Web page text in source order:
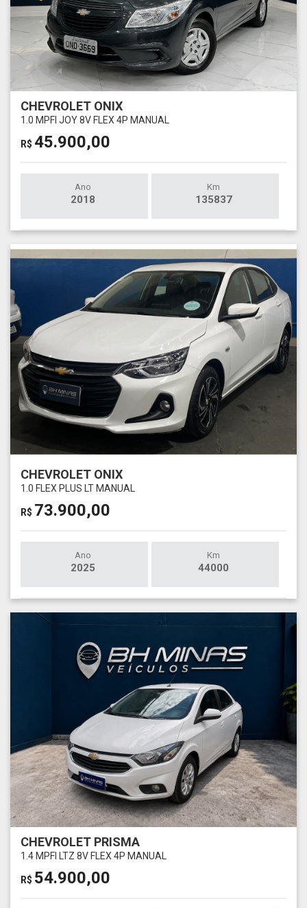
CHEVROLET ONIX
1.0 MPFI JOY 8V FLEX 4P MANUAL
R$ 45.900,00
Ano
2018
Km
135837
CHEVROLET ONIX
1.0 FLEX PLUS LT MANUAL
R$ 73.900,00
Ano
2025
Km
44000
CHEVROLET PRISMA
1.4 MPFI LTZ 8V FLEX 4P MANUAL
R$ 54.900,00